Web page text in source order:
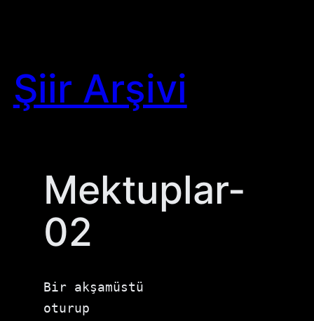
Şiir Arşivi
Mektuplar-
02
Bir akşamüstü
oturup